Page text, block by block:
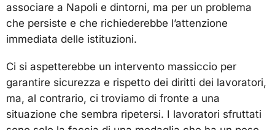
associare a Napoli e dintorni, ma per un problema
che persiste e che richiederebbe l’attenzione
immediata delle istituzioni.
Ci si aspetterebbe un intervento massiccio per
garantire sicurezza e rispetto dei diritti dei lavoratori,
ma, al contrario, ci troviamo di fronte a una
situazione che sembra ripetersi. I lavoratori sfruttati